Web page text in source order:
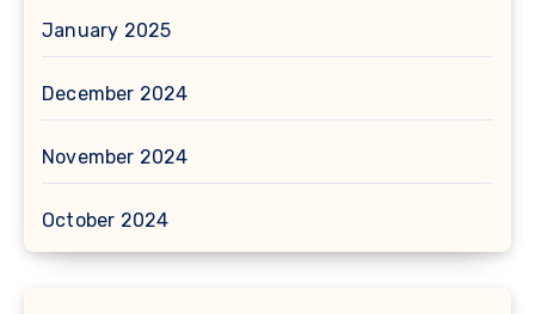
January 2025
December 2024
November 2024
October 2024